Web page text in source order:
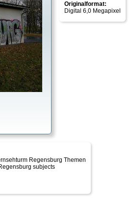
Originalformat:
Digital 6,0 Megapixel
Regensburg Themen
subjects